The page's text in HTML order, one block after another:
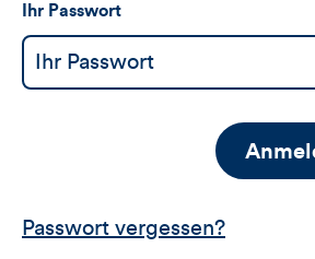
Ihr Passwort
Passwort vergessen?